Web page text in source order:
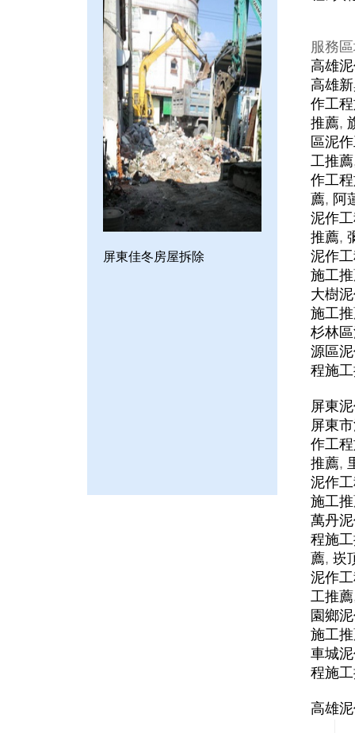
屏東佳冬房屋拆除
服務
高雄
高雄
作工
推薦,
區泥
工推薦
作工
薦, 阿
泥作
推薦,
泥作
施工
大樹
施工
杉林
源區
程施
屏東
屏東
作工
推薦,
泥作
施工
萬丹
程施
薦, 崁
泥作
工推薦
園鄉
施工
車城
程施
高雄